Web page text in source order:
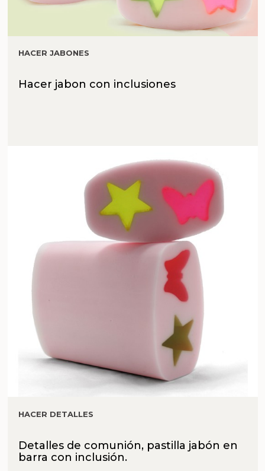
HACER JABONES
Hacer jabon con inclusiones
HACER DETALLES
Detalles de comunión, pastilla jabón en
barra con inclusión.